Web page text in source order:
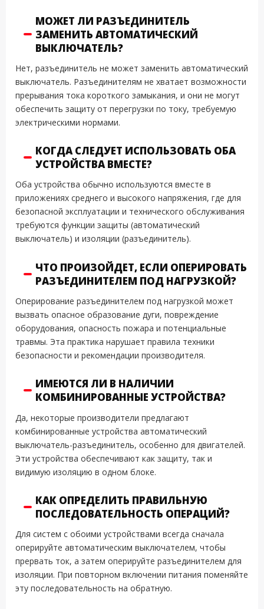
МОЖЕТ ЛИ РАЗЪЕДИНИТЕЛЬ
ЗАМЕНИТЬ АВТОМАТИЧЕСКИЙ
ВЫКЛЮЧАТЕЛЬ?
Нет, разъединитель не может заменить автоматический
выключатель. Разъединителям не хватает возможности
прерывания тока короткого замыкания, и они не могут
обеспечить защиту от перегрузки по току, требуемую
электрическими нормами.
КОГДА СЛЕДУЕТ ИСПОЛЬЗОВАТЬ ОБА
УСТРОЙСТВА ВМЕСТЕ?
Оба устройства обычно используются вместе в
приложениях среднего и высокого напряжения, где для
безопасной эксплуатации и технического обслуживания
требуются функции защиты (автоматический
выключатель) и изоляции (разъединитель).
ЧТО ПРОИЗОЙДЕТ, ЕСЛИ ОПЕРИРОВАТЬ
РАЗЪЕДИНИТЕЛЕМ ПОД НАГРУЗКОЙ?
Оперирование разъединителем под нагрузкой может
вызвать опасное образование дуги, повреждение
оборудования, опасность пожара и потенциальные
травмы. Эта практика нарушает правила техники
безопасности и рекомендации производителя.
ИМЕЮТСЯ ЛИ В НАЛИЧИИ
КОМБИНИРОВАННЫЕ УСТРОЙСТВА?
Да, некоторые производители предлагают
комбинированные устройства автоматический
выключатель-разъединитель, особенно для двигателей.
Эти устройства обеспечивают как защиту, так и
видимую изоляцию в одном блоке.
КАК ОПРЕДЕЛИТЬ ПРАВИЛЬНУЮ
ПОСЛЕДОВАТЕЛЬНОСТЬ ОПЕРАЦИЙ?
Для систем с обоими устройствами всегда сначала
оперируйте автоматическим выключателем, чтобы
прервать ток, а затем оперируйте разъединителем для
изоляции. При повторном включении питания поменяйте
эту последовательность на обратную.